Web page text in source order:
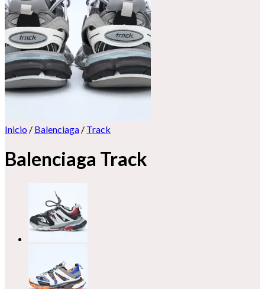
Inicio / Balenciaga / Track
Balenciaga Track